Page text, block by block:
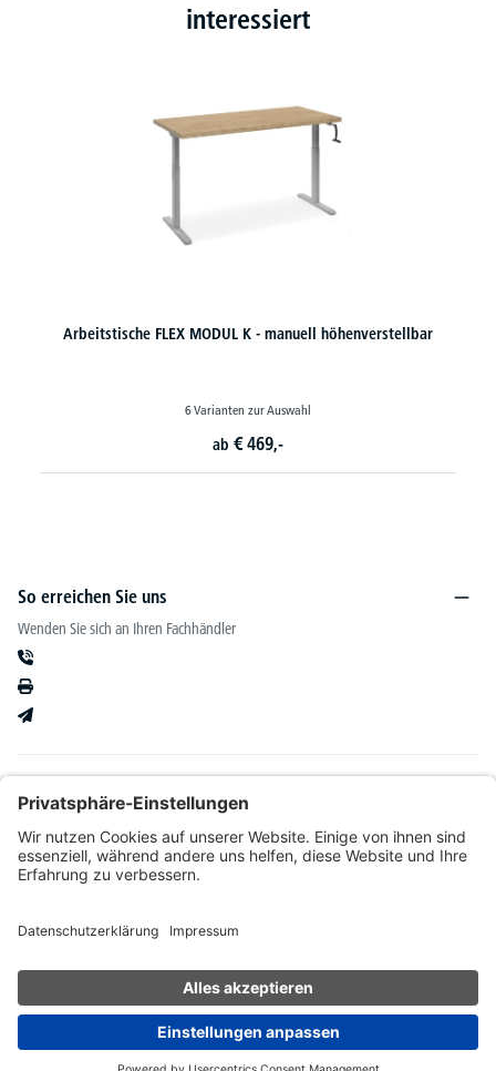
interessiert
Arbeitstische FLEX MODUL K - manuell höhenverstellbar
6 Varianten zur Auswahl
469,-
So erreichen Sie uns
Wenden Sie sich an Ihren Fachhändler
Kataloge & mehr
Betriebseinrichtung. Wir behalten uns nach Bonitätsprüfung sowie bei Neukunden die
Wahl der Zahlungsabwicklung vor. Natürlich setzen wir uns mit Ihnen in Verbindung,
* Alle Preise exkl. gesetzl. Mehrwertsteuer zzgl.Versandkostenund ggf.
Nachnahmegebühren, wenn nicht anders angegeben.